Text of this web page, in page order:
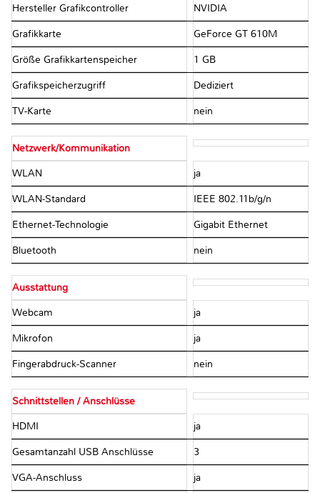
Hersteller Grafikcontroller NVIDIA
Grafikkarte GeForce GT 610M
Größe Grafikkartenspeicher 1 GB
Grafikspeicherzugriff Dediziert
TV-Karte nein
Netzwerk/Kommunikation
WLAN ja
WLAN-Standard IEEE 802.11b/g/n
Ethernet-Technologie Gigabit Ethernet
Bluetooth nein
Ausstattung
Webcam ja
Mikrofon ja
Fingerabdruck-Scanner nein
Schnittstellen / Anschlüsse
HDMI ja
Gesamtanzahl USB Anschlüsse 3
VGA-Anschluss ja